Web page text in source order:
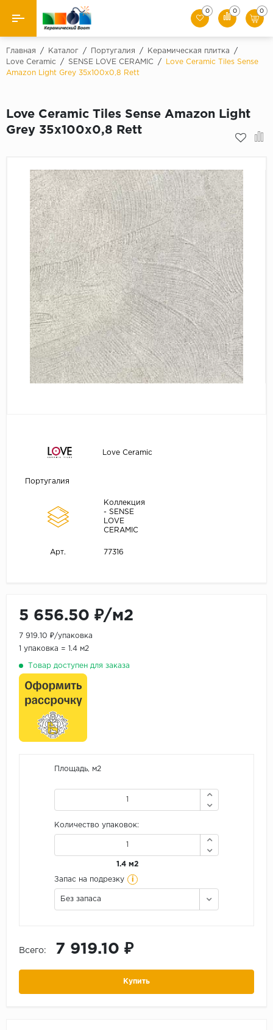
Назад
Производители
Керамогранит
Искусственный камень
Клинкер
0 0 0
Главная / Каталог / Португалия / Керамическая плитка
/
Love Ceramic
/ SENSE LOVE CERAMIC /
Love Ceramic Tiles Sense
Amazon Light Grey 35х100x0,8 Rett
Love Ceramic Tiles Sense Amazon Light
Grey 35х100x0,8 Rett
Love Ceramic
Португалия
Коллекция
- SENSE
LOVE
CERAMIC
Арт. 77316
5 656.50 ₽/м2
7 919.10 ₽/упаковка
1 упаковка = 1.4 м2
Товар доступен для заказа
Площадь, м2
Количество упаковок:
1.4 м2
Запас на подрезку i
Без запаса
Всего: 7 919.10 ₽
Купить